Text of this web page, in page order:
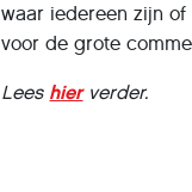
waar iedereen zijn
voor de grote
Lees hierverder.